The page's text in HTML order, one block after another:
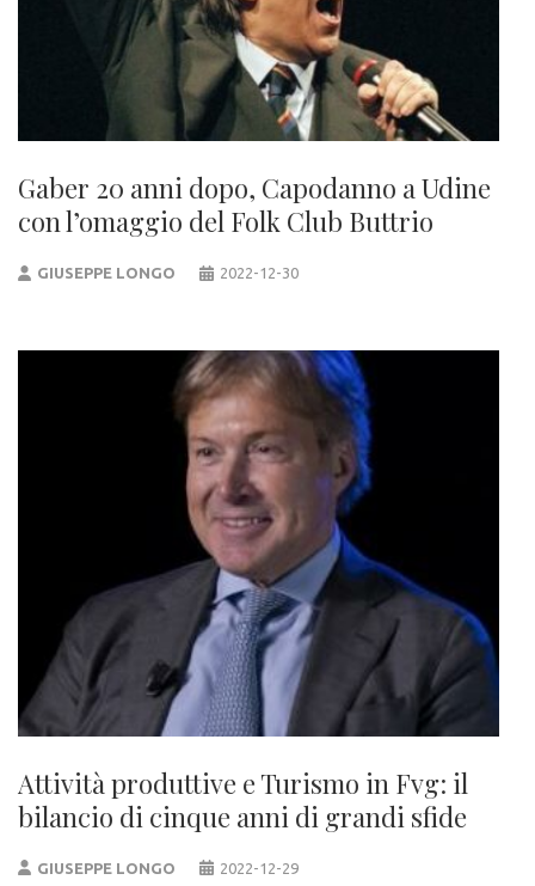
Gaber 20 anni dopo, Capodanno a Udine
con l’omaggio del Folk Club Buttrio
GIUSEPPE LONGO 2022-12-30
Attività produttive e Turismo in Fvg: il
bilancio di cinque anni di grandi sfide
GIUSEPPE LONGO 2022-12-29